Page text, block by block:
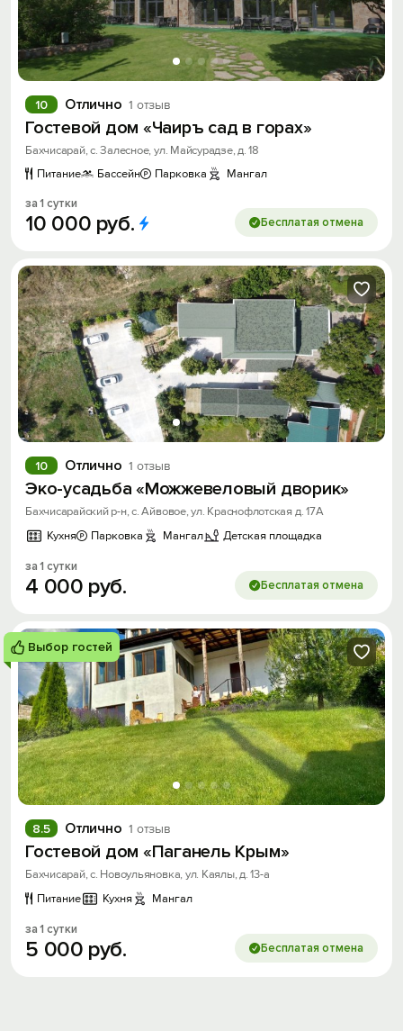
Отлично 1 отзыв
10
Гостевой дом «Чаиръ сад в горах»
Бахчисарай, с. Залесное, ул. Майсурадзе, д. 18
Питание
Бассейн Парковка Мангал
за 1 сутки
10 000 руб. Бесплатая отмена
Отлично 1 отзыв
10
Эко-усадьба «Можжевеловый дворик»
Бахчисарайский р-н, с. Айвовое, ул. Краснофлотская д. 17А
Кухня
Парковка Мангал Детская площадка
за 1 сутки
4 000 руб. Бесплатая отмена
Выбор гостей
Отлично 1 отзыв
8.5
Гостевой дом «Паганель Крым»
Бахчисарай, с. Новоульяновка, ул. Каялы, д. 13-а
Питание
Кухня Мангал
за 1 сутки
5 000 руб. Бесплатая отмена
Вход на сайт
Войти или Зарегистрироваться